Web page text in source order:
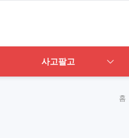
사고팔고
홈